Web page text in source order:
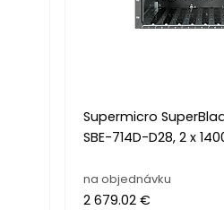
Supermicro
SBE-714D-D28, 2 x
na objednávku
2 679.02 €